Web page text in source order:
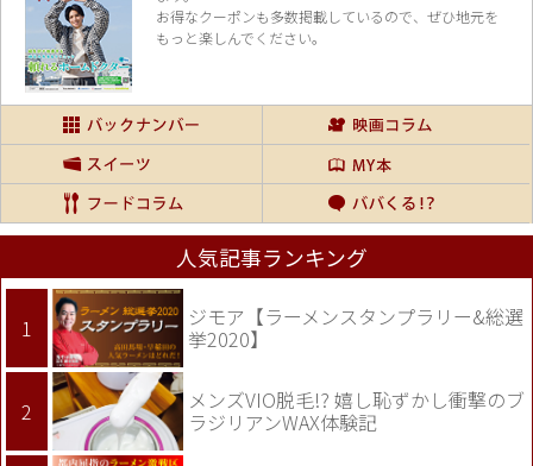
お得なクーポンも多数掲載しているので、 ぜひ地元を
もっと楽しんでください。
人気記事ランキング
ジモア【ラーメンスタンプラリー&総選
挙2020】
メンズVIO脱毛!? 嬉し恥ずかし衝撃のブ
ラジリアンWAX体験記